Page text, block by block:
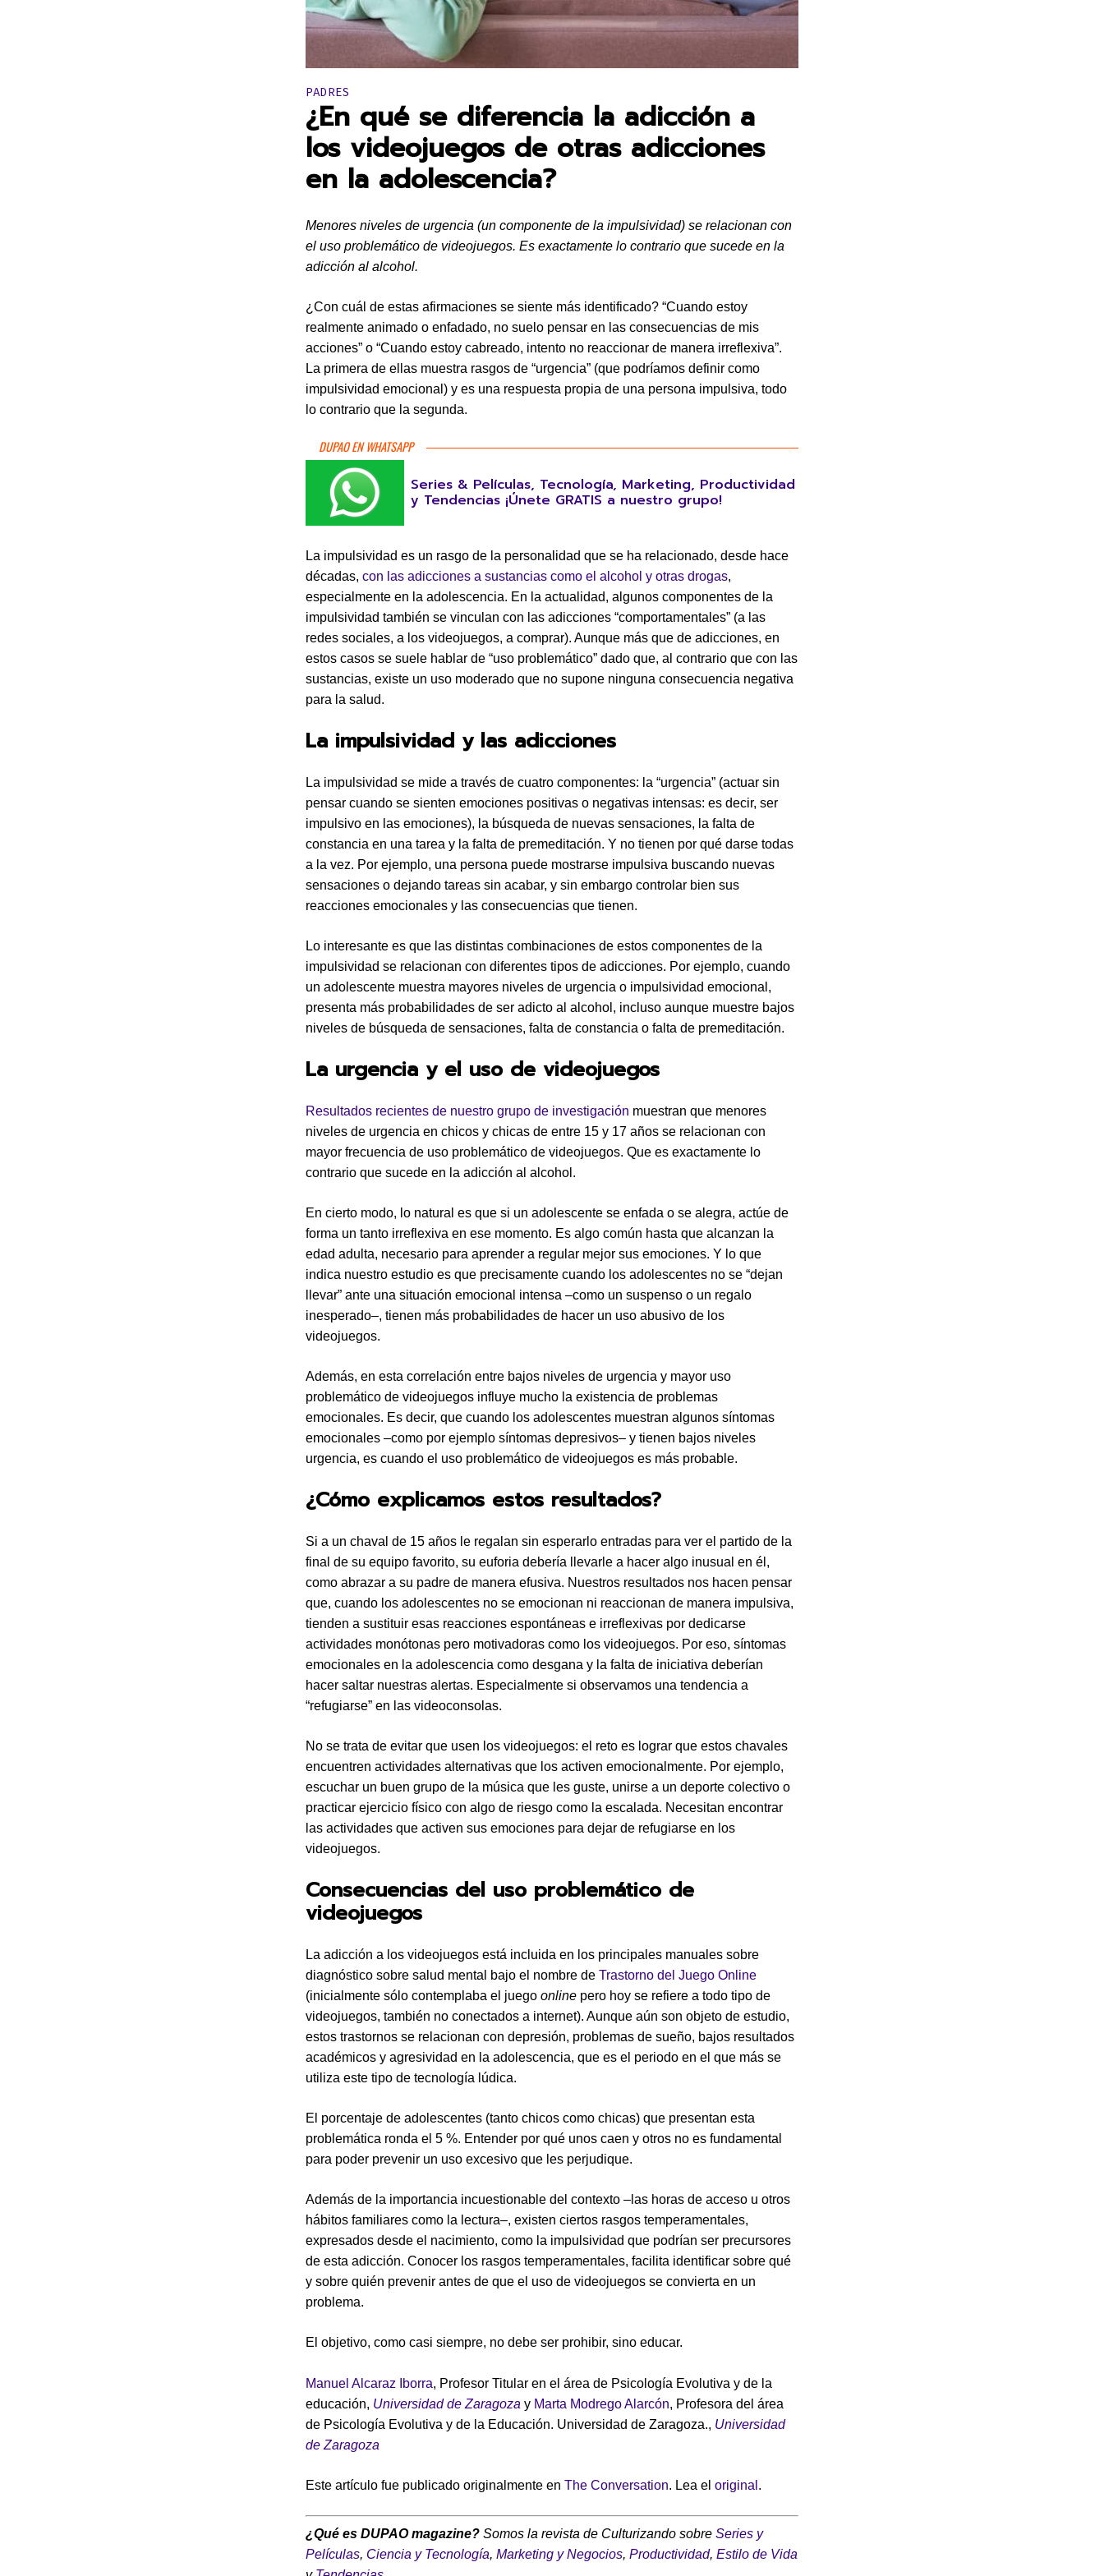
Publicado en:
PADRES
¿En qué se diferencia la adicción a
los videojuegos de otras adicciones
en la adolescencia?
Menores niveles de urgencia (un componente de la impulsividad) se relacionan con
el uso problemático de videojuegos. Es exactamente lo contrario que sucede en la
adicción al alcohol.
¿Con cuál de estas afirmaciones se siente más identificado? “Cuando estoy
realmente animado o enfadado, no suelo pensar en las consecuencias de mis
acciones” o “Cuando estoy cabreado, intento no reaccionar de manera irreflexiva”.
La primera de ellas muestra rasgos de “urgencia” (que podríamos definir como
impulsividad emocional) y es una respuesta propia de una persona impulsiva, todo
lo contrario que la segunda.
DUPAO EN WHATSAPP
Series & Películas, Tecnología, Marketing, Productividad
y Tendencias ¡Únete GRATIS a nuestro grupo!
La impulsividad es un rasgo de la personalidad que se ha relacionado, desde hace
décadas, con las adicciones a sustancias como el alcohol y otras drogas,
especialmente en la adolescencia. En la actualidad, algunos componentes de la
impulsividad también se vinculan con las adicciones “comportamentales” (a las
redes sociales, a los videojuegos, a comprar). Aunque más que de adicciones, en
estos casos se suele hablar de “uso problemático” dado que, al contrario que con las
sustancias, existe un uso moderado que no supone ninguna consecuencia negativa
para la salud.
La impulsividad y las adicciones
La impulsividad se mide a través de cuatro componentes: la “urgencia” (actuar sin
pensar cuando se sienten emociones positivas o negativas intensas: es decir, ser
impulsivo en las emociones), la búsqueda de nuevas sensaciones, la falta de
constancia en una tarea y la falta de premeditación. Y no tienen por qué darse todas
a la vez. Por ejemplo, una persona puede mostrarse impulsiva buscando nuevas
sensaciones o dejando tareas sin acabar, y sin embargo controlar bien sus
reacciones emocionales y las consecuencias que tienen.
Lo interesante es que las distintas combinaciones de estos componentes de la
impulsividad se relacionan con diferentes tipos de adicciones. Por ejemplo, cuando
un adolescente muestra mayores niveles de urgencia o impulsividad emocional,
presenta más probabilidades de ser adicto al alcohol, incluso aunque muestre bajos
niveles de búsqueda de sensaciones, falta de constancia o falta de premeditación.
La urgencia y el uso de videojuegos
Resultados recientes de nuestro grupo de investigación muestran que menores
niveles de urgencia en chicos y chicas de entre 15 y 17 años se relacionan con
mayor frecuencia de uso problemático de videojuegos. Que es exactamente lo
contrario que sucede en la adicción al alcohol.
En cierto modo, lo natural es que si un adolescente se enfada o se alegra, actúe de
forma un tanto irreflexiva en ese momento. Es algo común hasta que alcanzan la
edad adulta, necesario para aprender a regular mejor sus emociones. Y lo que
indica nuestro estudio es que precisamente cuando los adolescentes no se “dejan
llevar” ante una situación emocional intensa –como un suspenso o un regalo
inesperado–, tienen más probabilidades de hacer un uso abusivo de los
videojuegos.
Además, en esta correlación entre bajos niveles de urgencia y mayor uso
problemático de videojuegos influye mucho la existencia de problemas
emocionales. Es decir, que cuando los adolescentes muestran algunos síntomas
emocionales –como por ejemplo síntomas depresivos– y tienen bajos niveles
urgencia, es cuando el uso problemático de videojuegos es más probable.
¿Cómo explicamos estos resultados?
Si a un chaval de 15 años le regalan sin esperarlo entradas para ver el partido de la
final de su equipo favorito, su euforia debería llevarle a hacer algo inusual en él,
como abrazar a su padre de manera efusiva. Nuestros resultados nos hacen pensar
que, cuando los adolescentes no se emocionan ni reaccionan de manera impulsiva,
tienden a sustituir esas reacciones espontáneas e irreflexivas por dedicarse
actividades monótonas pero motivadoras como los videojuegos. Por eso, síntomas
emocionales en la adolescencia como desgana y la falta de iniciativa deberían
hacer saltar nuestras alertas. Especialmente si observamos una tendencia a
“refugiarse” en las videoconsolas.
No se trata de evitar que usen los videojuegos: el reto es lograr que estos chavales
encuentren actividades alternativas que los activen emocionalmente. Por ejemplo,
escuchar un buen grupo de la música que les guste, unirse a un deporte colectivo o
practicar ejercicio físico con algo de riesgo como la escalada. Necesitan encontrar
las actividades que activen sus emociones para dejar de refugiarse en los
videojuegos.
Consecuencias del uso problemático de
videojuegos
La adicción a los videojuegos está incluida en los principales manuales sobre
diagnóstico sobre salud mental bajo el nombre de Trastorno del Juego Online
(inicialmente sólo contemplaba el juego online pero hoy se refiere a todo tipo de
videojuegos, también no conectados a internet). Aunque aún son objeto de estudio,
estos trastornos se relacionan con depresión, problemas de sueño, bajos resultados
académicos y agresividad en la adolescencia, que es el periodo en el que más se
utiliza este tipo de tecnología lúdica.
El porcentaje de adolescentes (tanto chicos como chicas) que presentan esta
problemática ronda el 5 %. Entender por qué unos caen y otros no es fundamental
para poder prevenir un uso excesivo que les perjudique.
Además de la importancia incuestionable del contexto –las horas de acceso u otros
hábitos familiares como la lectura–, existen ciertos rasgos temperamentales,
expresados desde el nacimiento, como la impulsividad que podrían ser precursores
de esta adicción. Conocer los rasgos temperamentales, facilita identificar sobre qué
y sobre quién prevenir antes de que el uso de videojuegos se convierta en un
problema.
El objetivo, como casi siempre, no debe ser prohibir, sino educar.
Manuel Alcaraz Iborra, Profesor Titular en el área de Psicología Evolutiva y de la
educación, Universidad de Zaragoza y Marta Modrego Alarcón, Profesora del área
de Psicología Evolutiva y de la Educación. Universidad de Zaragoza., Universidad
de Zaragoza
Este artículo fue publicado originalmente en The Conversation. Lea el original .
¿Qué es DUPAO magazine? Somos la revista de Culturizando sobre Series y
Películas, Ciencia y Tecnología, Marketing y Negocios, Productividad, Estilo de Vida